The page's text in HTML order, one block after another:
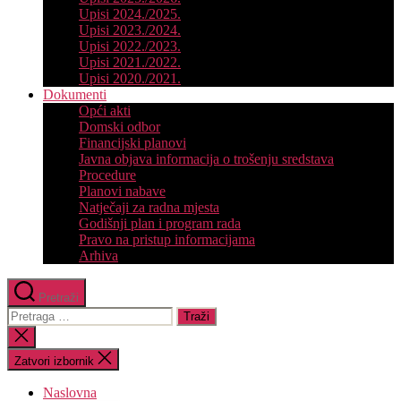
Upisi 2024./2025.
Upisi 2023./2024.
Upisi 2022./2023.
Upisi 2021./2022.
Upisi 2020./2021.
Dokumenti
Opći akti
Domski odbor
Financijski planovi
Javna objava informacija o trošenju sredstava
Procedure
Planovi nabave
Natječaji za radna mjesta
Godišnji plan i program rada
Pravo na pristup informacijama
Arhiva
Pretraži
Pretraga
za:Zatvori
pretragu
Zatvori izbornik
Naslovna